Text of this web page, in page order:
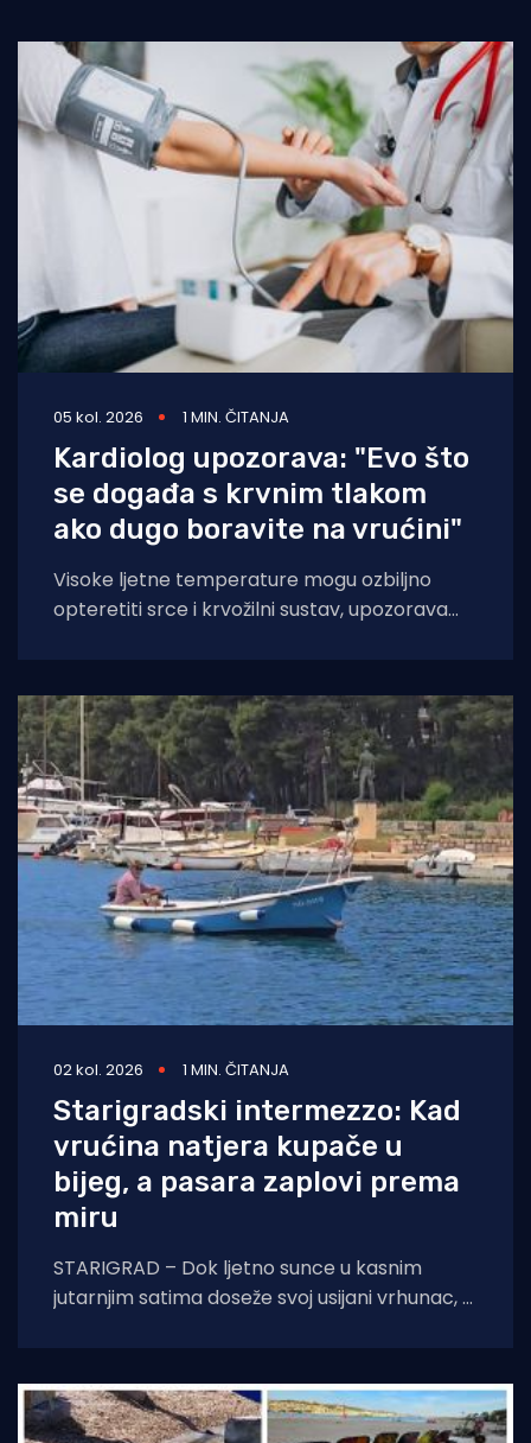
05 kol. 2026 1 MIN. ČITANJA
Kardiolog upozorava: "Evo što
se događa s krvnim tlakom
ako dugo boravite na vrućini"
Visoke ljetne temperature mogu ozbiljno
opteretiti srce i krvožilni sustav, upozorava
02 kol. 2026 1 MIN. ČITANJA
Starigradski intermezzo: Kad
vrućina natjera kupače u
bijeg, a pasara zaplovi prema
miru
STARIGRAD – Dok ljetno sunce u kasnim
jutarnjim satima doseže svoj usijani vrhunac, a